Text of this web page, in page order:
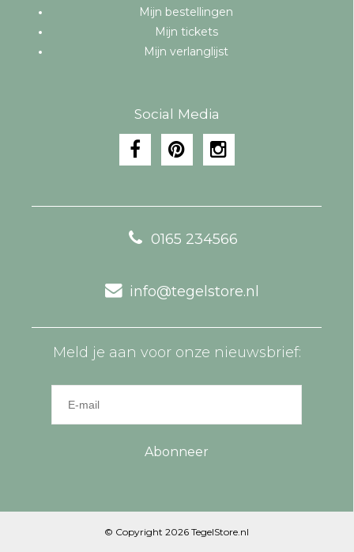
Mijn bestellingen
Mijn tickets
Mijn verlanglijst
Social Media
0165 234566
info@tegelstore.nl
Meld je aan voor onze nieuwsbrief:
Abonneer
© Copyright 2026 TegelStore.nl